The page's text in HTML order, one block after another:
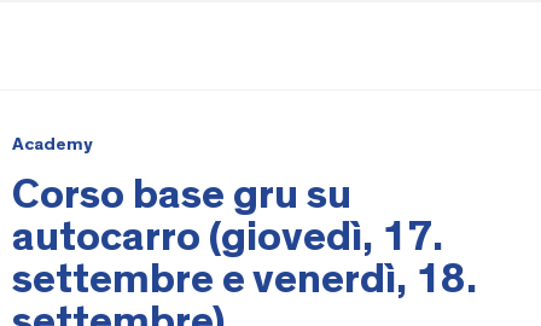
Academy
Corso base gru su
autocarro (giovedì, 17.
settembre e venerdì, 18.